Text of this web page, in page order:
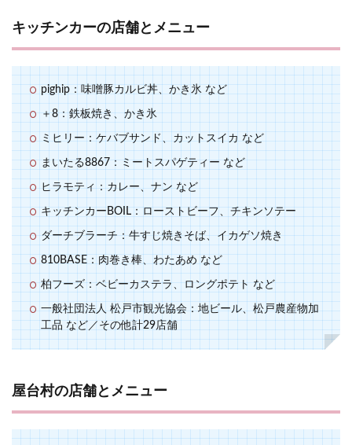
キッチンカーの店舗とメニュー
pighip：味噌豚カルビ丼、かき氷 など
＋8：鉄板焼き、かき氷
ミヒリー：ケバブサンド、カットスイカ など
まいたる8867：ミートスパゲティー など
ヒラモティ：カレー、ナン など
キッチンカーBOIL：ローストビーフ、チキンソテー
ダーチブラーチ：牛すじ焼きそば、イカゲソ焼き
810BASE：肉巻き棒、わたあめ など
柏フーズ：ベビーカステラ、ロングポテト など
一般社団法人 松戸市観光協会：地ビール、松戸農産物加
工品 など／その他計29店舗
屋台村の店舗とメニュー